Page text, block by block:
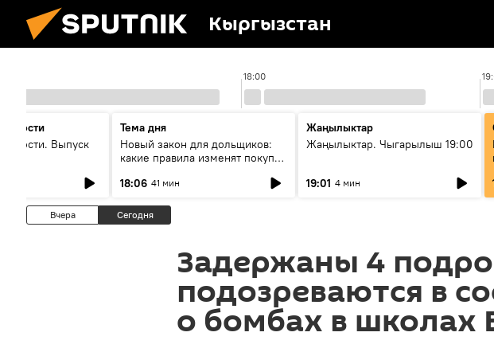
Кыргызстан
18:00
Выпуск
Тема дня
Новый закон для дольщиков:
какие правила изменят покупку
18:06 41 мин
Жаңылыктар
Жаңылыктар. Чыгарылыш 19:00
19:01 4 мин
Вчера Сегодня
Задержаны 4
подозреваются в
о бомбах в школах